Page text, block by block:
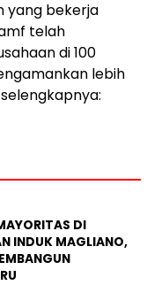
yang bekerja
telah
di 100
lebih
DI
INDUK MAGLIANO,